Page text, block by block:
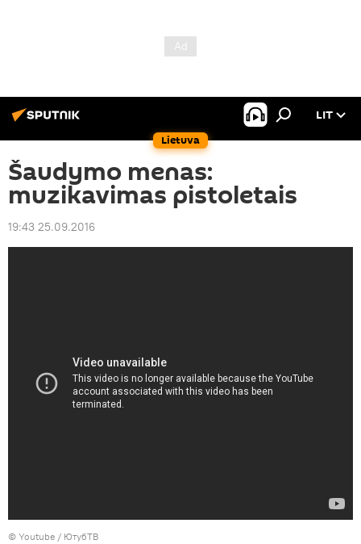
Lietuva
LIT
Šaudymo menas:
muzikavimas pistoletais
19:43 25.09.2016
© Youtube / ЮтубТВ